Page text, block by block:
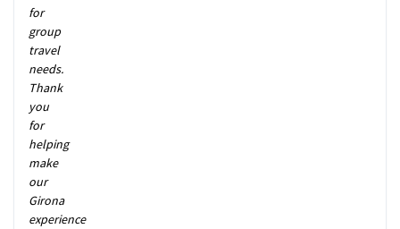
for
group
travel
needs.
Thank
you
for
helping
make
our
Girona
experience